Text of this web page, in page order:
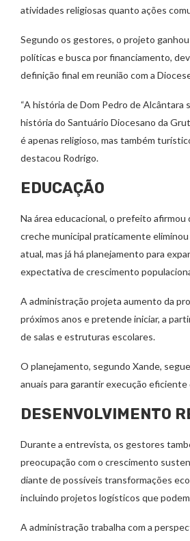
atividades religiosas quanto ações
Segundo os gestores, o projeto
políticas e busca por financiamento,
definição final em reunião com a
“A história de Dom Pedro de Alcântara
história do Santuário Diocesano da
é apenas religioso, mas também
destacou Rodrigo.
EDUCAÇÃO
Na área educacional, o prefeito afirmou
creche municipal praticamente eliminou
atual, mas já há planejamento para
expectativa de crescimento
A administração projeta aumento da
próximos anos e pretende iniciar, a
de salas e estruturas escolares.
O planejamento, segundo Xande,
anuais para garantir execução eficiente
DESENVOLVIMENTO
Durante a entrevista, os gestores
preocupação com o crescimento
diante de possíveis transformações
incluindo projetos logísticos que
A administração trabalha com a